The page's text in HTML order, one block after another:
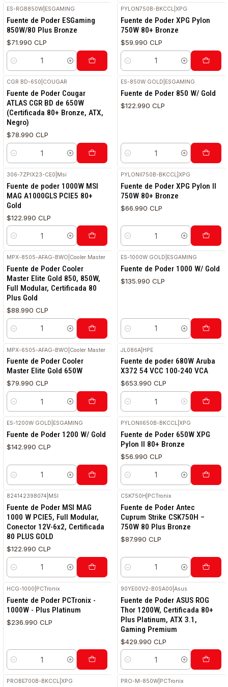
ES-RGB850W ESGAMING
Fuente de Poder ESGaming
850W/80 Plus Bronze
$71.990 CLP
Cantidad
PYLON750B-BKCCL |XPG
Fuente de Poder XPG Pylon
750W 80+ Bronze
$59.990 CLP
Cantidad
CGR BD-650 COUGAR
Fuente de Poder Cougar
ATLAS CGR BD de 650W
(Certificada 80+ Bronze, ATX,
Negro)
$78.990 CLP
Cantidad
ES-850W GOLD ESGAMING
Fuente de Poder 850 W/ Gold
$122.990 CLP
Cantidad
306-7ZPIX23-CE0 Msi
Fuente de poder 1000W MSI
MAG A1000GLS PCIE5 80+
Gold
$122.990 CLP
Cantidad
PYLONII750B-BKCCL |XPG
Fuente de Poder XPG Pylon II
750W 80+ Bronze
$66.990 CLP
Cantidad
MPX-8505-AFAG-BWO Cooler Master
Fuente de Poder Cooler
Master Elite Gold 850, 850W,
Full Modular, Certificada 80
Plus Gold
$88.990 CLP
Cantidad
ES-1000W GOLD ESGAMING
Fuente de Poder 1000 W/ Gold
$135.990 CLP
Cantidad
MPX-6505-AFAG-BWO Cooler Master
Fuente de Poder Cooler
Master Elite Gold 650W
$79.990 CLP
Cantidad
JL086A HPE
Fuente de poder 680W Aruba
X372 54 VCC 100-240 VCA
$653.990 CLP
Cantidad
ES-1200W GOLD ESGAMING
Fuente de Poder 1200 W/ Gold
$142.990 CLP
Cantidad
PYLONII650B-BKCCL |XPG
Fuente de Poder 650W XPG
Pylon II 80+ Bronze
$56.990 CLP
Cantidad
824142398074 MSI
Fuente de Poder MSI MAG
1000 W PCIE5, Full Modular,
Conector 12V-6x2, Certificada
80 PLUS GOLD
$122.990 CLP
Cantidad
CSK750H PCTronix
Fuente de Poder Antec
Cuprum Strike CSK750H –
750W 80 Plus Bronze
$87.990 CLP
Cantidad
HCG-1000 PCTronix
Fuente de Poder PCTronix -
1000W - Plus Platinum
$236.990 CLP
Cantidad
90YE00V2-B0SA00 |Asus
Fuente de Poder ASUS ROG
Thor 1200W, Certificada 80+
Plus Platinum, ATX 3.1,
Gaming Premium
$429.990 CLP
Cantidad
PROBE700B-BKCCL |XPG PRO-M-850W PCTronix